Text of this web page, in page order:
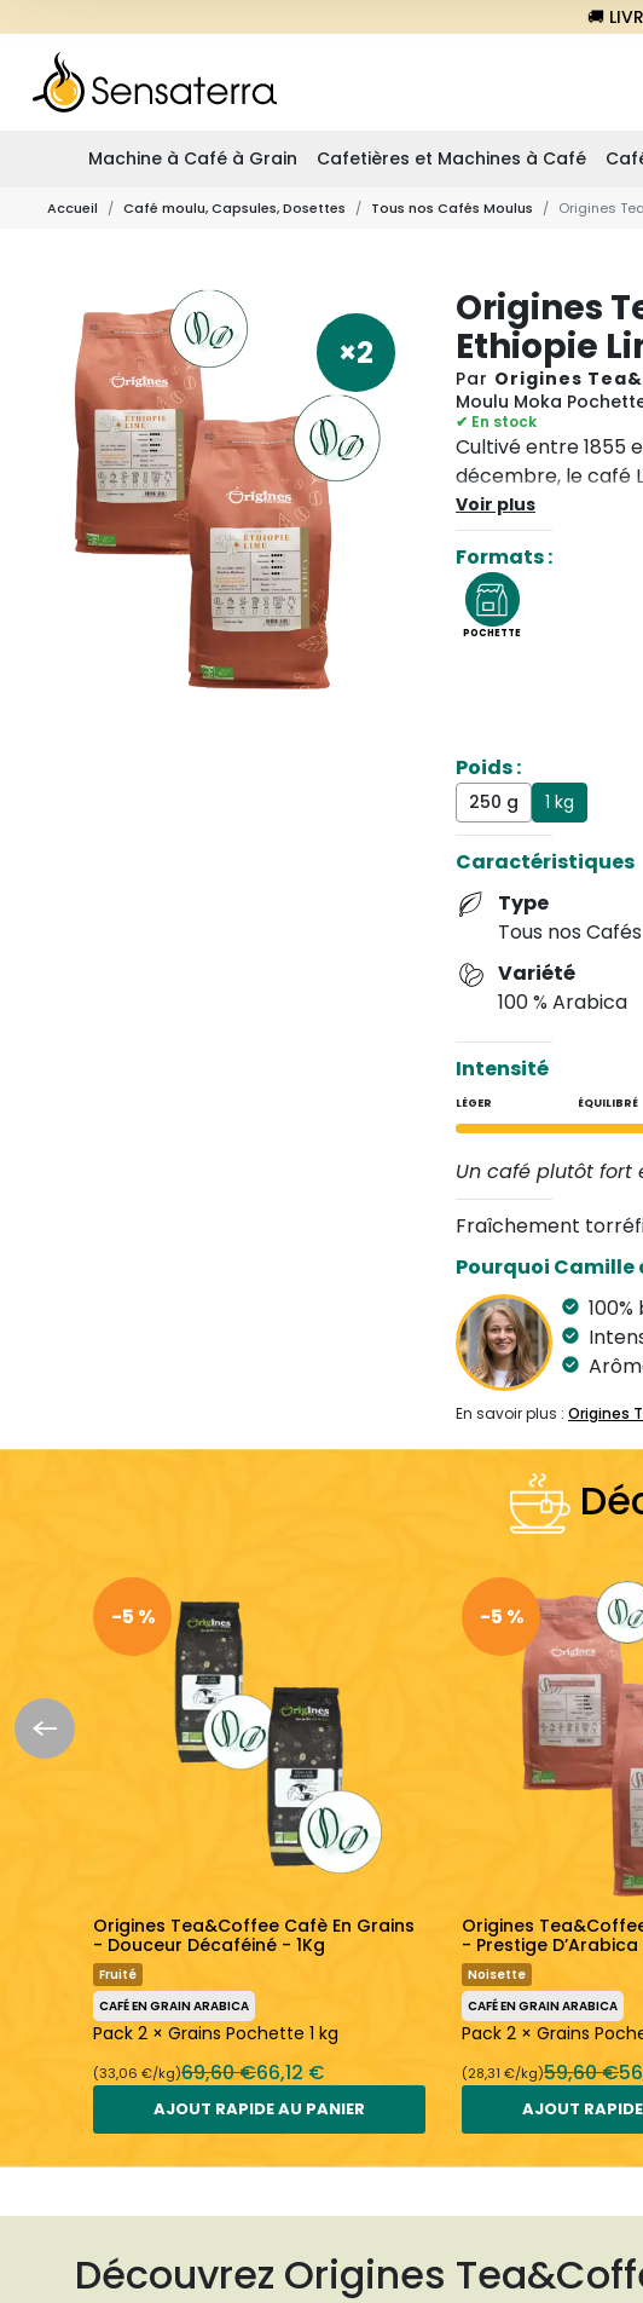
🚚
Machine à Café à Grain Cafetières et Machines à Café
Accueil Café moulu, Capsules, Dosettes Tous nos Cafés Moulus Origines
×2
Origines
Ethiopie
Par Origines
Moulu Moka
✔ En stock
Cultivé entre 1855
décembre, le café
un soupçon de
bouche et velouté.
magnifique pays
Voir plus
Formats :
POCHETTE
Poids :
250 g 1 kg
Caractéristiques
Type
Tous nos
Variété
100 % Arabica
Intensité
LÉGER ÉQUILIBRÉ
Un café plutôt fort
Fraîchement
Pourquoi Camille
En savoir plus : Origines
-5 %
Origines Tea&Coffee Cafè En Grains
- Douceur Décaféiné - 1Kg
Fruité
CAFÉ EN GRAIN ARABICA
Pack 2 × Grains Pochette 1 kg
(33,06 €/kg)69,60 €66,12 €
AJOUT RAPIDE AU PANIER
-5 %
Origines
- Prestige D’Arabica
Noisette
CAFÉ EN GRAIN ARABICA
Pack 2 × Grains
(28,31 €/kg)59,60 €
AJOUT
Découvrez Origines